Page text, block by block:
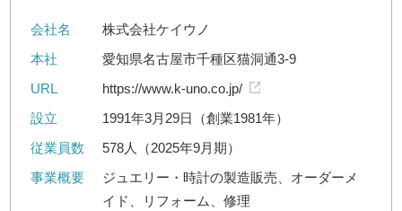
会社名
株式会社ケイウノ
本社
愛知県名古屋市千種区猫洞通3-9
URL
https://www.k-uno.co.jp/
設立
1991年3月29日（創業1981年）
従業員数
578人（2025年9月期）
事業概要
ジュエリー・時計の製造販売、オーダーメ
イド、リフォーム、修理